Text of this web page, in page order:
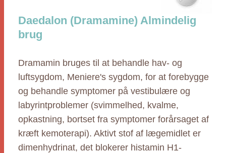
Daedalon (Dramamine) Almindelig
brug
Dramamin bruges til at behandle hav- og
luftsygdom, Meniere's sygdom, for at forebygge
og behandle symptomer på vestibulære og
labyrintproblemer (svimmelhed, kvalme,
opkastning, bortset fra symptomer forårsaget af
kræft kemoterapi). Aktivt stof af lægemidlet er
dimenhydrinat, det blokerer histamin H1-